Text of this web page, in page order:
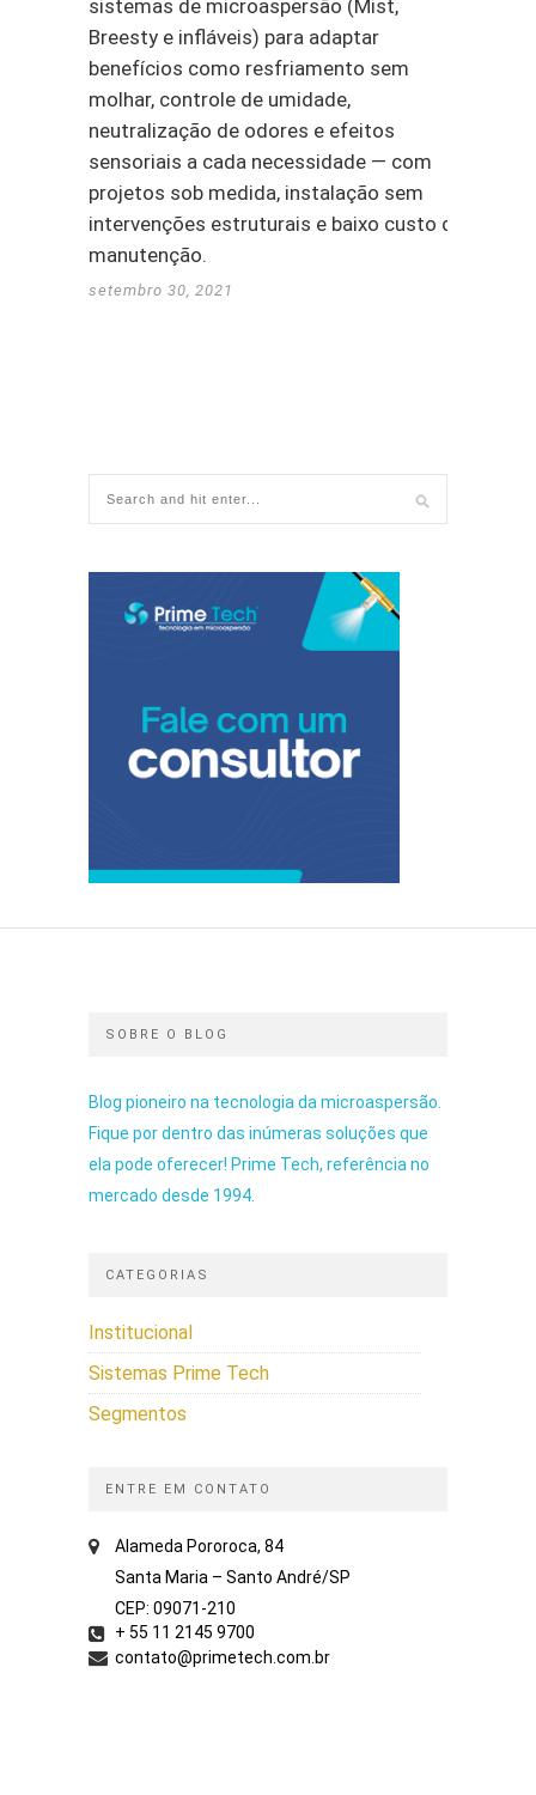
sistemas de microaspersão (Mist,
Breesty e infláveis) para adaptar
benefícios como resfriamento sem
molhar, controle de umidade,
neutralização de odores e efeitos
sensoriais a cada necessidade — com
projetos sob medida, instalação sem
intervenções estruturais e baixo custo de
manutenção.
setembro 30, 2021
SOBRE O BLOG
Blog pioneiro na tecnologia da microaspersão.
Fique por dentro das inúmeras soluções que
ela pode oferecer! Prime Tech, referência no
mercado desde 1994.
CATEGORIAS
Institucional
Sistemas Prime Tech
Segmentos
ENTRE EM CONTATO
Alameda Pororoca, 84
Santa Maria – Santo André/SP
CEP: 09071-210
+ 55 11 2145 9700
contato@primetech.com.br